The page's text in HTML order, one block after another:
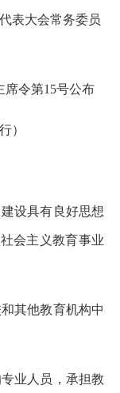
表大会常务委员
令第15号公布
）
设具有良好思想
会主义教育事业
其他教育机构中
业人员，承担教